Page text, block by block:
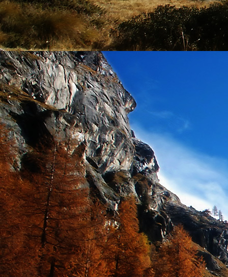
személyesen a
címen tudjátok
Kérelmeteket
amennyiben
ovi bejárata a
nyíló
Szeretettel
Elérhetőségek
Dr. Göllner
2081 Piliscsaba,
e-mail:
telefonszám: